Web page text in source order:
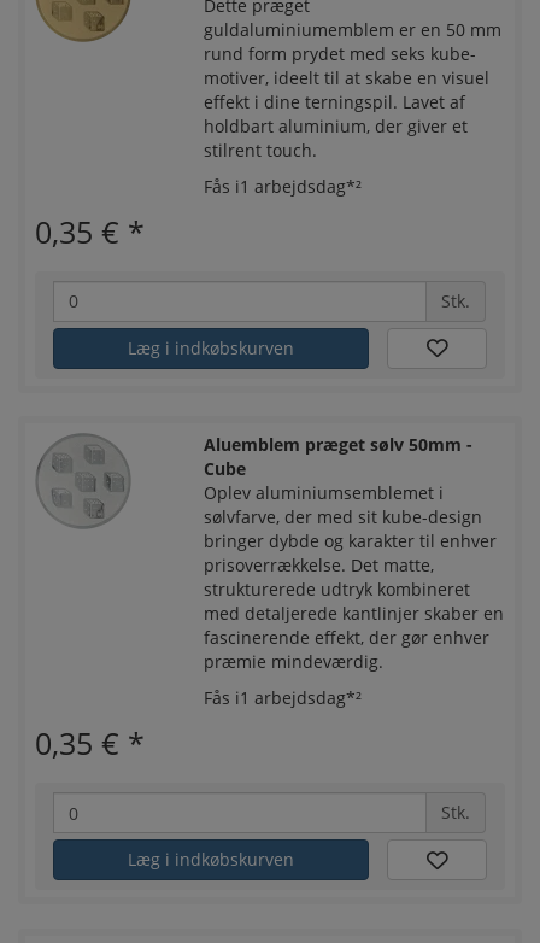
Dette præget
guldaluminiumemblem er en 50 mm
rund form prydet med seks kube-
motiver, ideelt til at skabe en visuel
effekt i dine terningspil. Lavet af
holdbart aluminium, der giver et
stilrent touch.
Fås i1 arbejdsdag*²
0,35 € *
Stk.
Læg i indkøbskurven
Aluemblem præget sølv 50mm -
Cube
Oplev aluminiumsemblemet i
sølvfarve, der med sit kube-design
bringer dybde og karakter til enhver
prisoverrækkelse. Det matte,
strukturerede udtryk kombineret
med detaljerede kantlinjer skaber en
fascinerende effekt, der gør enhver
præmie mindeværdig.
Fås i1 arbejdsdag*²
0,35 € *
Stk.
Læg i indkøbskurven